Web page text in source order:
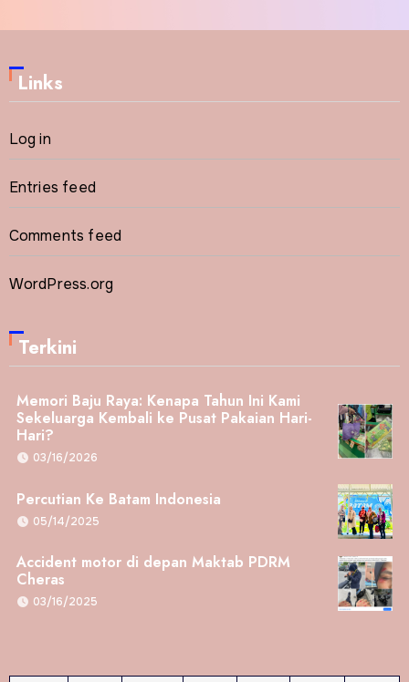
Links
Log in
Entries feed
Comments feed
WordPress.org
Terkini
Memori Baju Raya: Kenapa Tahun Ini Kami
Sekeluarga Kembali ke Pusat Pakaian Hari-
Hari?
03/16/2026
Percutian Ke Batam Indonesia
05/14/2025
Accident motor di depan Maktab PDRM
Cheras
03/16/2025